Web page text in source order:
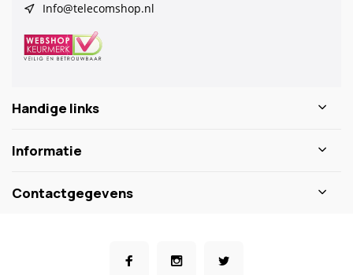
Info@telecomshop.nl
Handige links
Informatie
Contactgegevens